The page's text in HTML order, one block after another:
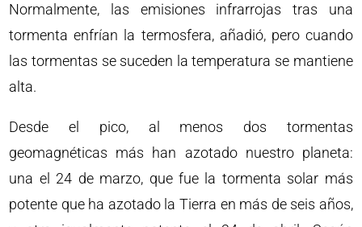
Normalmente, las emisiones infrarrojas tras una
tormenta enfrían la termosfera, añadió, pero cuando
las tormentas se suceden la temperatura se mantiene
alta.
Desde el pico, al menos dos tormentas
geomagnéticas más han azotado nuestro planeta:
una el 24 de marzo, que fue la tormenta solar más
potente que ha azotado la Tierra en más de seis años,